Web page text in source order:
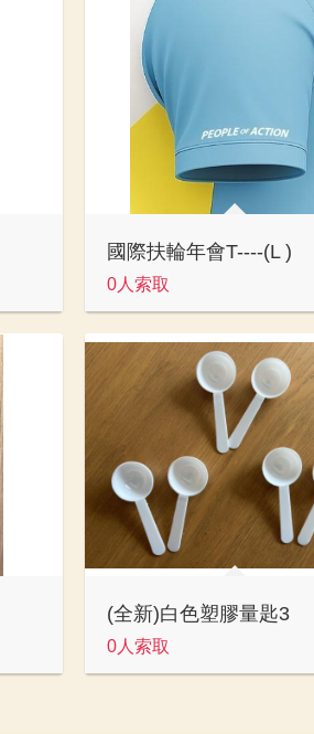
國際扶輪年會T----(L )
0人索取
(全新)白色塑膠量匙3
0人索取